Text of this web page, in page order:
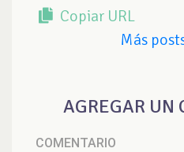
Copiar URL
Más
AGREGAR UN
COMENTARIO